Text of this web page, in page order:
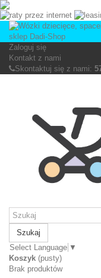
Zaloguj się
Kontakt z nami
Skontaktuj się z nami:
Szukaj
Select Language ▼
Koszyk (pusty)
Brak produktów